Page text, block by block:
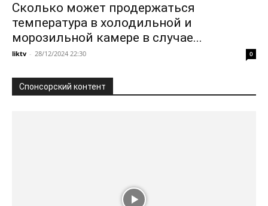
Сколько может продержаться
температура в холодильной и
морозильной камере в случае...
liktv - 28/12/2024 22:30 0
Спонсорский контент